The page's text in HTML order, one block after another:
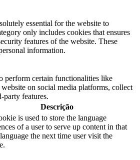
essential for the website to
only includes cookies that ensures
features of the website. These
information.
perform certain functionalities like
on social media platforms, collect
party features.
Descrição
is used to store the language
of a user to serve up content in that
the next time user visit the